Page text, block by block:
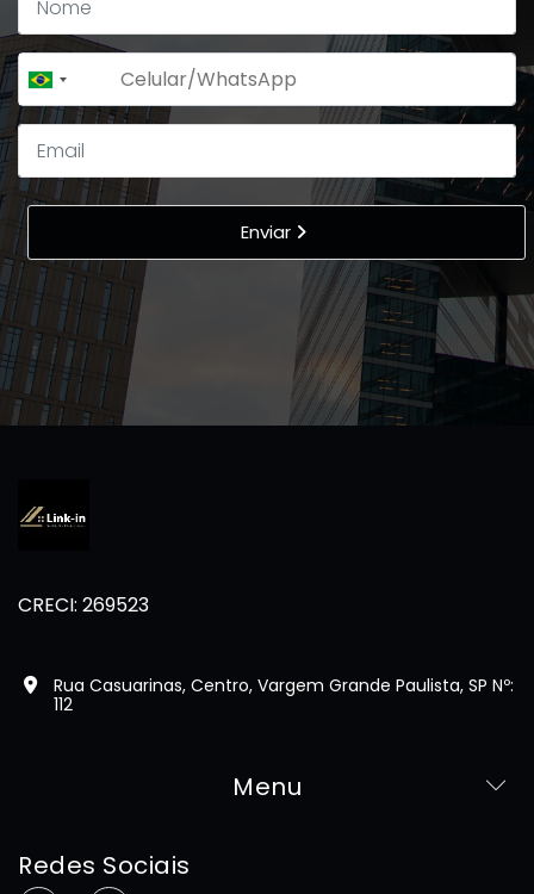
Brazil
+55
Enviar
CRECI: 269523
Rua Casuarinas, Centro, Vargem Grande Paulista, SP Nº:
112
Menu
Redes Sociais